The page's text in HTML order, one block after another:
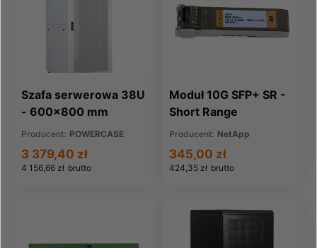
Szafa serwerowa 38U
- 600x800 mm
Producent: POWERCASE
4 156,66 zł brutto
3 379,40 zł
Moduł 10G SFP+ SR -
Short Range
Producent: NetApp
424,35 zł brutto
345,00 zł